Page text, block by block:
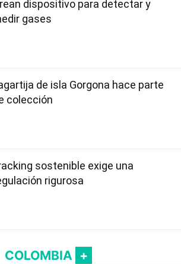
dispositivo para detectar y
gases
de isla Gorgona hace parte
colección
sostenible exige una
rigurosa
COLOMBIA